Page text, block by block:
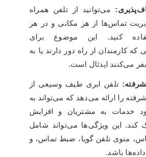
می‌توانید از تلفن همراه
تماس‌ها از هر مکانی و در هر
کنید. این موضوع برای
کارمندان از راه دور دارند یا به
می‌کنند ایدئال است.
تلفن ابری طیف وسیعی از
را ارائه می‌دهد که می‌تواند به
خدمات به مشتریان و افزایش
این ویژگی‌ها می‌تواند شامل
منوی تلفن گویا، ضبط تماس، و
باشد.